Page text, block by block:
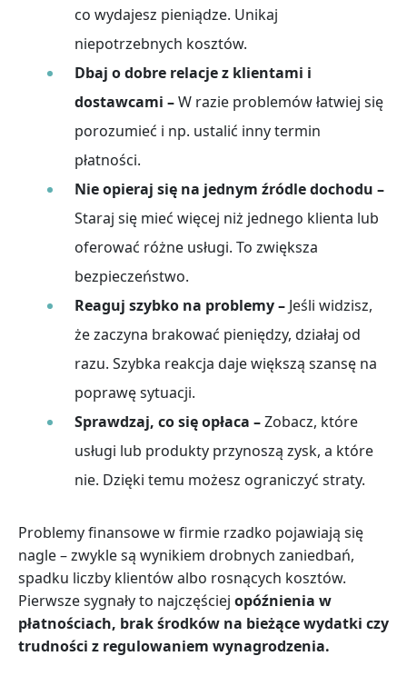
co wydajesz pieniądze. Unikaj
niepotrzebnych kosztów.
Dbaj o dobre relacje z klientami i
dostawcami –W razie problemów łatwiej się
porozumieć i np. ustalić inny termin
płatności.
Nie opieraj się na jednym źródle dochodu –
Staraj się mieć więcej niż jednego klienta lub
oferować różne usługi. To zwiększa
bezpieczeństwo.
Reaguj szybko na problemy – Jeśli widzisz,
że zaczyna brakować pieniędzy, działaj od
razu. Szybka reakcja daje większą szansę na
poprawę sytuacji.
Sprawdzaj, co się opłaca –Zobacz, które
usługi lub produkty przynoszą zysk, a które
nie. Dzięki temu możesz ograniczyć straty.
Problemy finansowe w firmie rzadko pojawiają się
nagle – zwykle są wynikiem drobnych zaniedbań,
spadku liczby klientów albo rosnących kosztów.
Pierwsze sygnały to najczęściej opóźnienia w
płatnościach, brak środków na bieżące wydatki czy
trudności z regulowaniem wynagrodzenia.